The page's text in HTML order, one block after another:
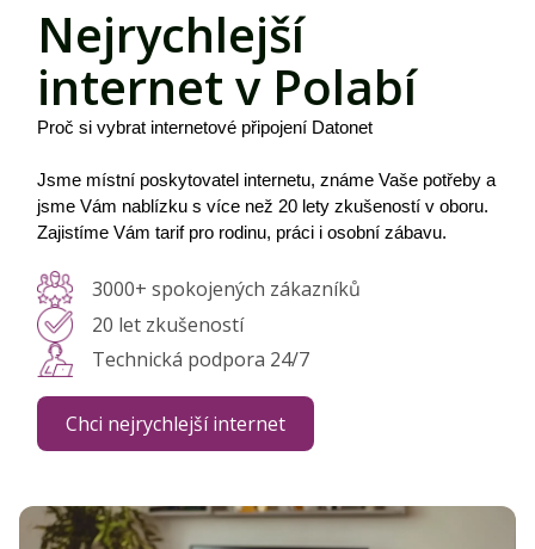
Nejrychlejší
internet v Polabí
Proč si vybrat internetové připojení Datonet
Jsme místní poskytovatel internetu, známe Vaše potřeby a
jsme Vám nablízku s více než 20 lety zkušeností v oboru.
Zajistíme Vám tarif pro rodinu, práci i osobní zábavu.
3000+ spokojených zákazníků
20 let zkušeností
Technická podpora 24/7
Chci nejrychlejší internet